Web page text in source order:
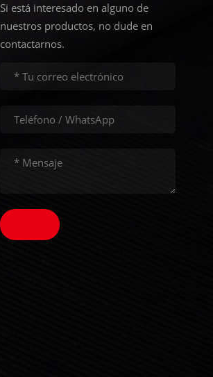
Si está interesado en alguno de
nuestros productos, no dude en
contactarnos.